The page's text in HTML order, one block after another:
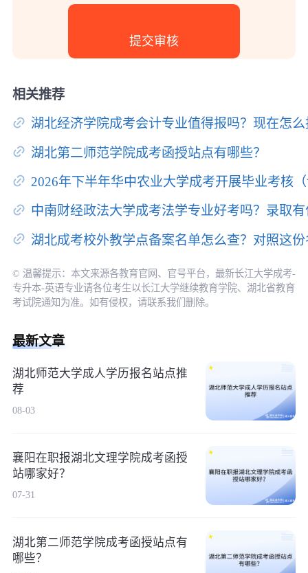
相关推荐
湖北经济学院成考会计专业值得报吗？现在怎
湖北第二师范学院成考函授站点有哪些？
2026年下半年华中农业大学成考开展毕业考核
中南财经政法大学成考法学专业好考吗？录取
湖北成考校外教学点备案名单怎么查？对照这
© 温馨提示：本文来源各教育官网、官号平台，最新长江大学成考-
专升本-英语专业请各位考生以长江大学继续教育学院、湖北省教育
考试院通知为准。如有侵权，请联系我们删除。
最新文章
湖北师范大学成人学历报名站点推
荐
08-03
襄阳在职报湖北文理学院成考函授
站哪家好？
07-31
湖北第二师范学院成考函授站点有
哪些？